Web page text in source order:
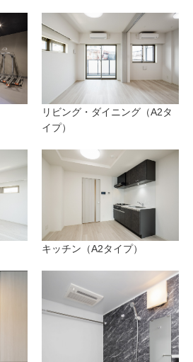
リビング・ダイニング（A2タ
イプ）
キッチン（A2タイプ）